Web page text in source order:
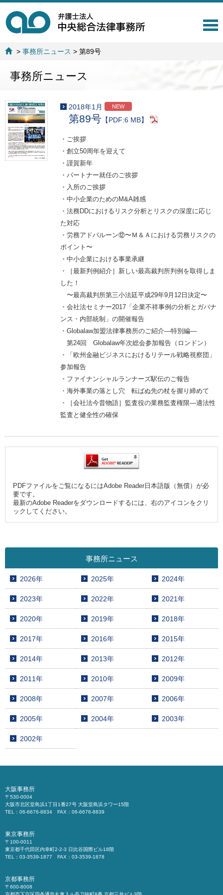
T
>事務所ニュース >第89号
事務所ニュース
2018年1月 NEW
第89号 【PDF:6 MB】
・ご挨拶
・創立50周年を迎えて
・謹賀新年
・パートナー就任のご挨拶
・入所のご挨拶
・中小企業のためのM&A雑感
・法務DDにおけるリスク分析とリスクの深度に応じ
た対応
・労務アドバルーン⑫〜Ｍ＆Ａにおける労務リスクの
ポイント〜
・中小企業における事業承継
・［最新判例紹介］新しい最高裁判所判例を取得しま
した！
〜最高裁判所第三小法廷平成29年9月12日決定〜
・会社法セミナー2017「企業不祥事例の分析とガバナ
ンス・内部統制」の開催報告
・Globalaw加盟法律事務所のご紹介―特別編―
第24回 Globalaw年次総会参加報告（ロンドン）
・「欧州金融ビジネスにおけるリテール戦略視察団」
参加報告
・ファイナンシャルランナーズ駅伝のご報告
・海外事業の落とし穴 転ばぬ先の杖を握り締めて
・［会社法今昔物語］監査役の業務監査権限―適法性
監査と健全性の確保
PDFファイルをご覧になるにはAdobe Reader日本語版（無償）が必
要です。
最新のAdobe Readerをダウンロードするには、右のアイコンをクリ
ックしてください。
事務所ニュース
2026年 2025年 2024年
2023年 2022年 2021年
2020年 2019年 2018年
2017年 2016年 2015年
2014年 2013年 2012年
2011年 2010年 2009年
2008年 2007年 2006年
2005年 2004年 2003年
2002年
大阪事務所
〒530-0004
大阪市北区堂島浜1丁目1番27号 大阪堂島浜タワー15階
TEL：06-6676-8834 FAX：06-6676-8839
東京事務所
〒100-0011
東京都千代田区内幸町2-2-3 日比谷国際ビル18階
TEL：03-3539-1877 FAX：03-3539-1878
京都事務所
〒600-8008